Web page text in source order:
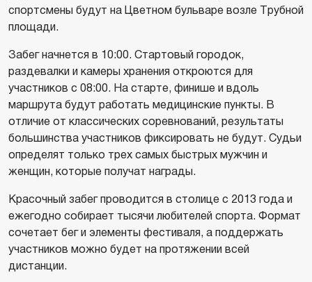
спортсмены будут на Цветном бульваре возле Трубной
площади.
Забег начнется в 10:00. Стартовый городок,
раздевалки и камеры хранения откроются для
участников с 08:00. На старте, финише и вдоль
маршрута будут работать медицинские пункты. В
отличие от классических соревнований, результаты
большинства участников фиксировать не будут. Судьи
определят только трех самых быстрых мужчин и
женщин, которые получат награды.
Красочный забег проводится в столице с 2013 года и
ежегодно собирает тысячи любителей спорта. Формат
сочетает бег и элементы фестиваля, а поддержать
участников можно будет на протяжении всей
дистанции.